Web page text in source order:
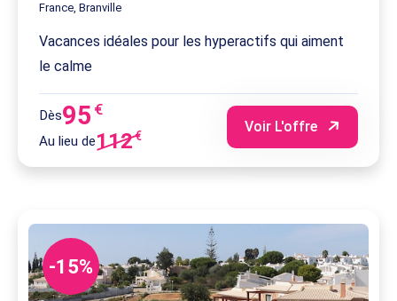
France, Branville
Vacances idéales pour les hyperactifs qui aiment
le calme
Dès95 €
Au lieu de112€
Voir L'offre
-15%